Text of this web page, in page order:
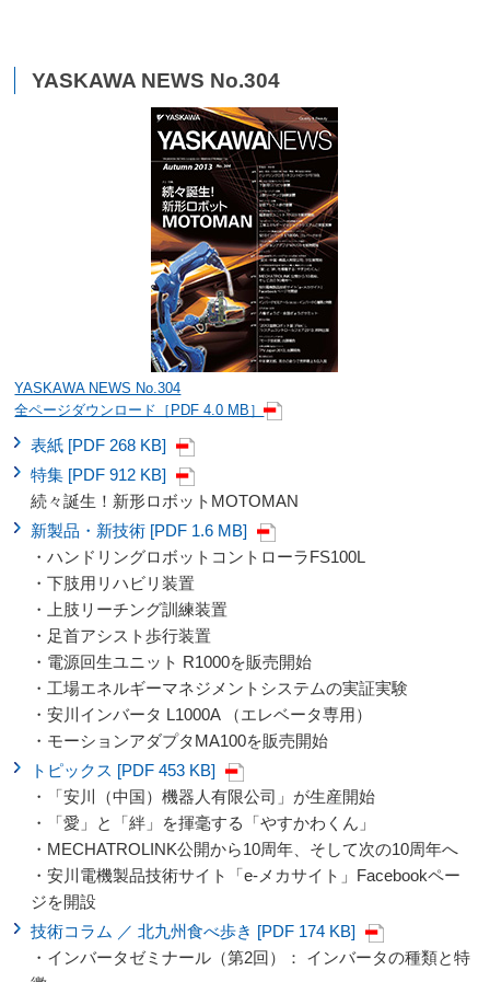
YASKAWA NEWS No.304
YASKAWA NEWS No.304
全ページダウンロード［PDF 4.0 MB］
表紙 [PDF 268 KB]
特集 [PDF 912 KB]
続々誕生！新形ロボットMOTOMAN
新製品・新技術 [PDF 1.6 MB]
・ハンドリングロボットコントローラFS100L
・下肢用リハビリ装置
・上肢リーチング訓練装置
・足首アシスト歩行装置
・電源回生ユニット R1000を販売開始
・工場エネルギーマネジメントシステムの実証実験
・安川インバータ L1000A （エレベータ専用）
・モーションアダプタMA100を販売開始
トピックス [PDF 453 KB]
・「安川（中国）機器人有限公司」が生産開始
・「愛」と「絆」を揮毫する「やすかわくん」
・MECHATROLINK公開から10周年、そして次の10周年へ
・安川電機製品技術サイト「e-メカサイト」Facebookペー
ジを開設
技術コラム ／ 北九州食べ歩き [PDF 174 KB]
・インバータゼミナール（第2回）： インバータの種類と特